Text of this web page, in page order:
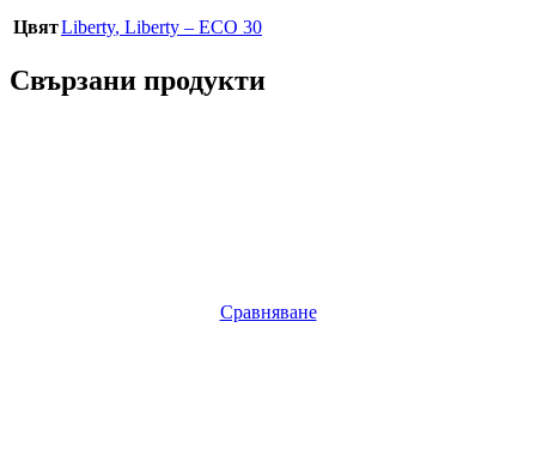
ЦвятLiberty, Liberty – ECO 30
Свързани продукти
Сравняване